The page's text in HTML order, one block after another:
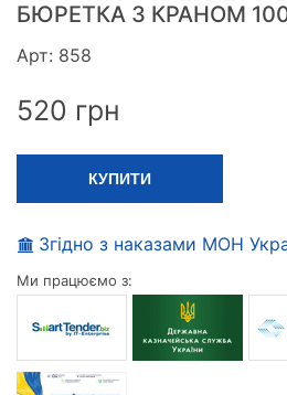
БЮРЕТКА З КРАНОМ
Арт: 858
520 грн
КУПИТИ
Згідно з наказами МОН
Ми працюємо з: